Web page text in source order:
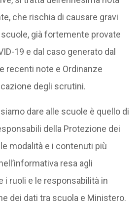
che rischia di causare gravi
già fortemente provate
19 e dal caso generato dal
recenti note e Ordinanze
degli scrutini.
dare alle scuole è quello di
della Protezione dei
modalità e i contenuti più
resa agli
i ruoli e le responsabilità in
dei dati tra scuola e Ministero.